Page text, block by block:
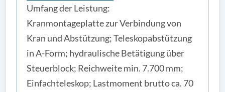
Umfang der Leistung:
Kranmontageplatte zur Verbindung von
Kran und Abstützung; Teleskopabstützung
in A-Form; hydraulische Betätigung über
Steuerblock; Reichweite min. 7.700 mm;
Einfachteleskop; Lastmoment brutto ca. 70